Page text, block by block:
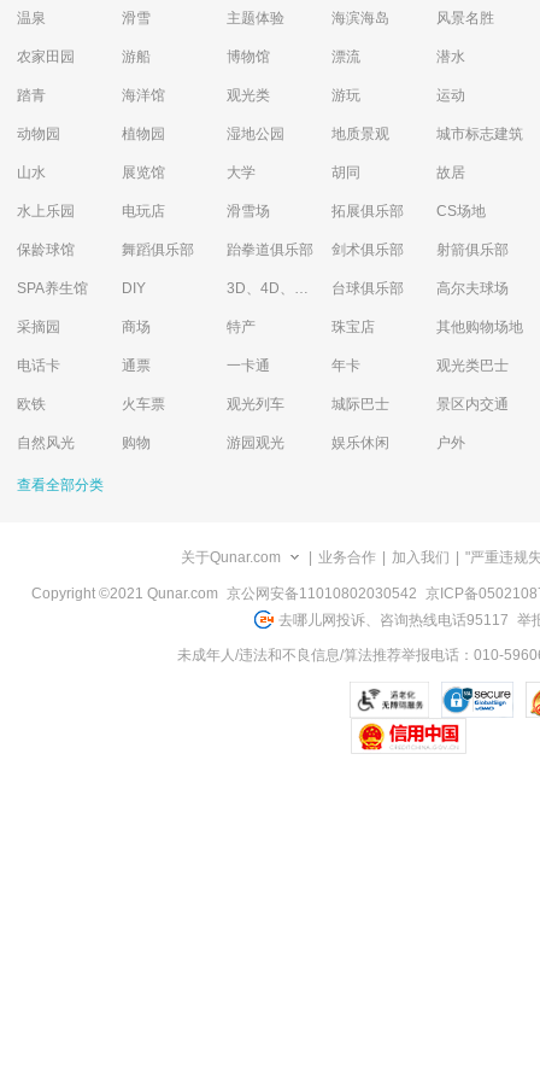
温泉 滑雪 主题体验 海滨海岛 风景名胜
农家田园 游船 博物馆 漂流 潜水
踏青 海洋馆 观光类 游玩 运动
动物园 植物园 湿地公园 地质景观 城市标志建筑
山水 展览馆 大学 胡同 故居
水上乐园 电玩店 滑雪场 拓展俱乐部 CS场地
保龄球馆 舞蹈俱乐部 跆拳道俱乐部 剑术俱乐部 射箭俱乐部
SPA养生馆 DIY 3D、4D、5D艺术体验馆 台球俱乐部 高尔夫球场
采摘园 商场 特产 珠宝店 其他购物场地
电话卡 通票 一卡通 年卡 观光类巴士
欧铁 火车票 观光列车 城际巴士 景区内交通
自然风光 购物 游园观光 娱乐休闲 户外
查看全部分类
关于Qunar.com 业务合作 加入我们 "严重违规
Copyright ©2021 Qunar.com 京公网安备11010802030542 京ICP备
去哪儿网投诉、咨询热线电话95117 举
未成年人/违法和不良信息/算法推荐举报电话：010-